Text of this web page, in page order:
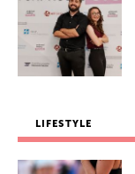
LIFESTYLE